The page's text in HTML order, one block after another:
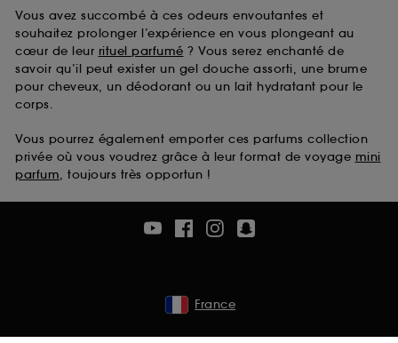
Vous avez succombé à ces odeurs envoutantes et
souhaitez prolonger l’expérience en vous plongeant au
cœur de leur rituel parfumé ? Vous serez enchanté de
savoir qu’il peut exister un gel douche assorti, une brume
pour cheveux, un déodorant ou un lait hydratant pour le
corps.
Vous pourrez également emporter ces parfums collection
privée où vous voudrez grâce à leur format de voyage mini
parfum, toujours très opportun !
France